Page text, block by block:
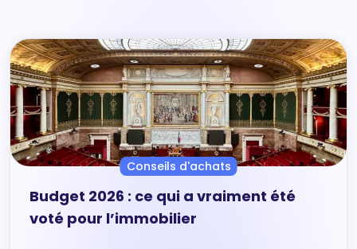
Conseils d'achats
Budget 2026 : ce qui a vraiment été
voté pour l’immobilier